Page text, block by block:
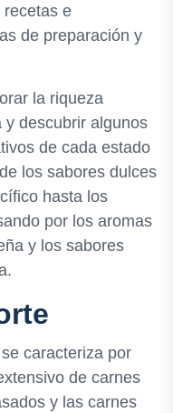
recetas e
de preparación y
la riqueza
y descubrir algunos
de cada estado
los sabores dulces
hasta los
por los aromas
y los sabores
caracteriza por
de carnes
y las carnes